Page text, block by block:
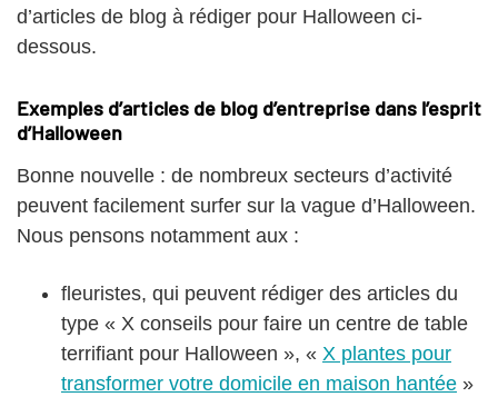
d’articles de blog à rédiger pour Halloween ci-
dessous.
Exemples d’articles de blog d’entreprise dans l’esprit
d’Halloween
Bonne nouvelle : de nombreux secteurs d’activité
peuvent facilement surfer sur la vague d’Halloween.
Nous pensons notamment aux :
fleuristes, qui peuvent rédiger des articles du
type « X conseils pour faire un centre de table
terrifiant pour Halloween », « X plantes pour
transformer votre domicile en maison hantée »